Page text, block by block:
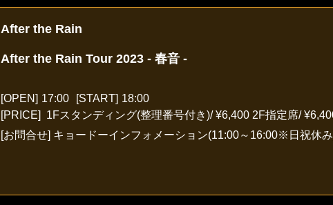
After the Rain
After the Rain Tour 2023 - 春音 -
[OPEN] 17:00 [START] 18:00
[PRICE] 1Fスタンディング(整理番号付き)/ ¥6,400 2F指定席/
[お問合せ] キョードーインフォメーション(11:00～16:00※日祝休